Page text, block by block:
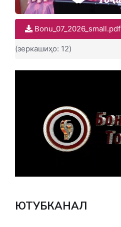
Bonu_07_2026_small.pdf
(зеркашиҳо: 12)
ЮТУБКАНАЛ